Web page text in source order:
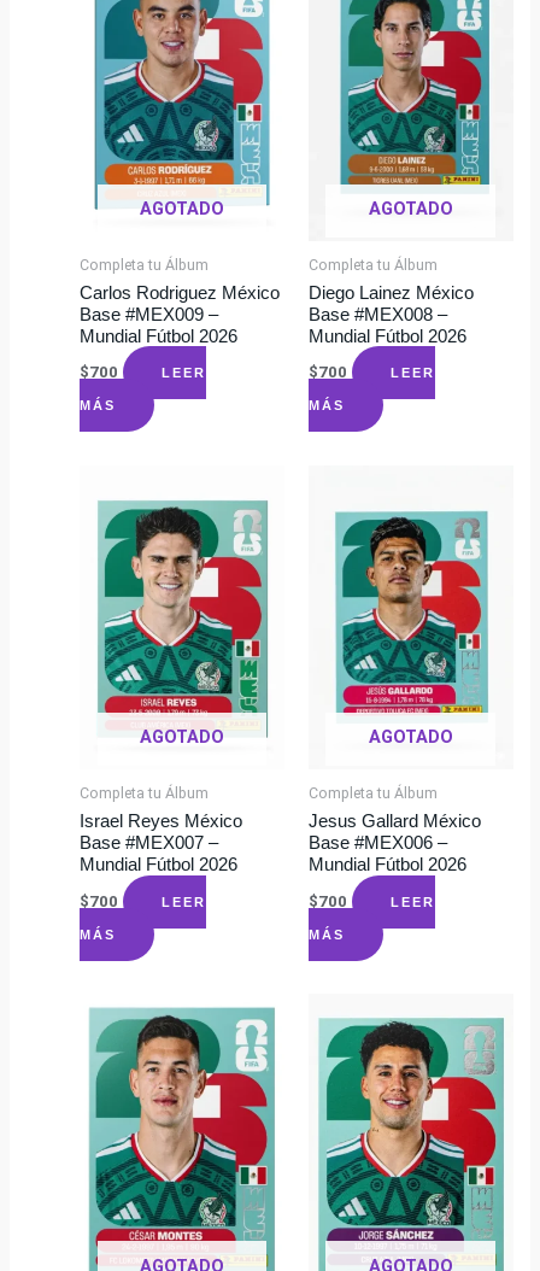
AGOTADO
Completa tu Álbum
Carlos Rodriguez México
Base #MEX009 –
Mundial Fútbol 2026
$700 LEER
MÁS
AGOTADO
Completa tu Álbum
Diego Lainez México
Base #MEX008 –
Mundial Fútbol 2026
$700 LEER
MÁS
AGOTADO
Completa tu Álbum
Israel Reyes México
Base #MEX007 –
Mundial Fútbol 2026
$700 LEER
MÁS
AGOTADO
Completa tu Álbum
Jesus Gallard México
Base #MEX006 –
Mundial Fútbol 2026
$700 LEER
MÁS
AGOTADO AGOTADO